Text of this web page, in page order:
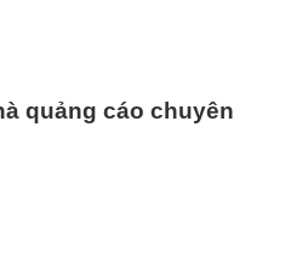
quảng cáo chuyên